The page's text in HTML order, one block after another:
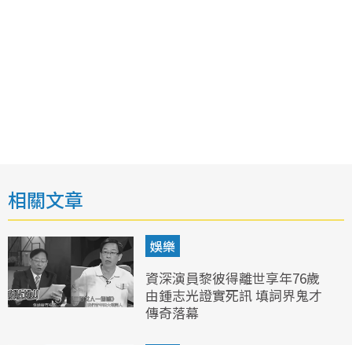
相關文章
娛樂
資深演員黎彼得離世享年76歲
由鍾志光證實死訊 填詞界鬼才
傳奇落幕